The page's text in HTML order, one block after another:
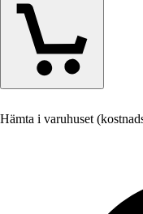
Hämta i varuhuset